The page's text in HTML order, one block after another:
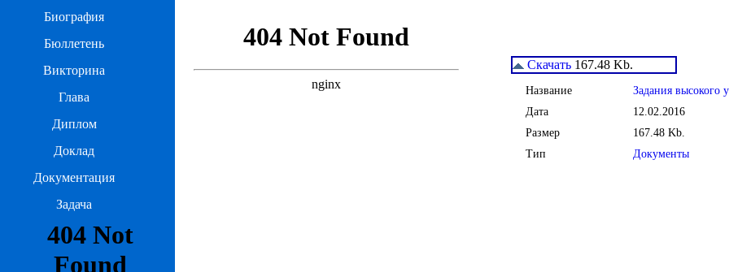
Биография
Бюллетень
Викторина
Глава
Диплом
Доклад
Документация
Задача
Скачать 167.48 Kb.
Название
Задания высокого
Дата
12.02.2016
Размер
167.48 Kb.
Тип
Документы